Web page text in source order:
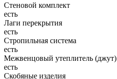
Стеновой комплект
есть
Лаги перекрытия
есть
Стропильная система
есть
Межвенцовый утеплитель (джут)
есть
Скобяные изделия